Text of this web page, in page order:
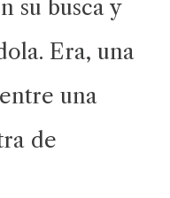
su busca y
Era, una
una
de